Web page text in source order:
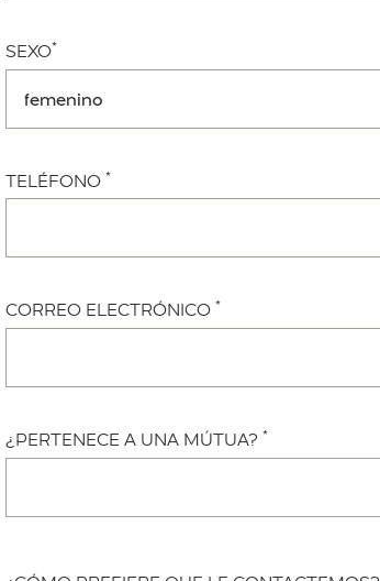
SEXO*
TELÉFONO*
CORREO ELECTRÓNICO*
¿PERTENECE A UNA MÚTUA?*